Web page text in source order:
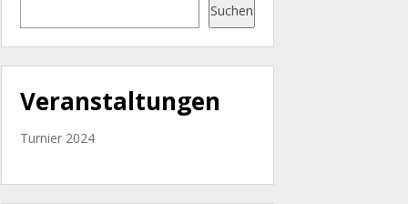
Suchen
Veranstaltungen
Turnier 2024